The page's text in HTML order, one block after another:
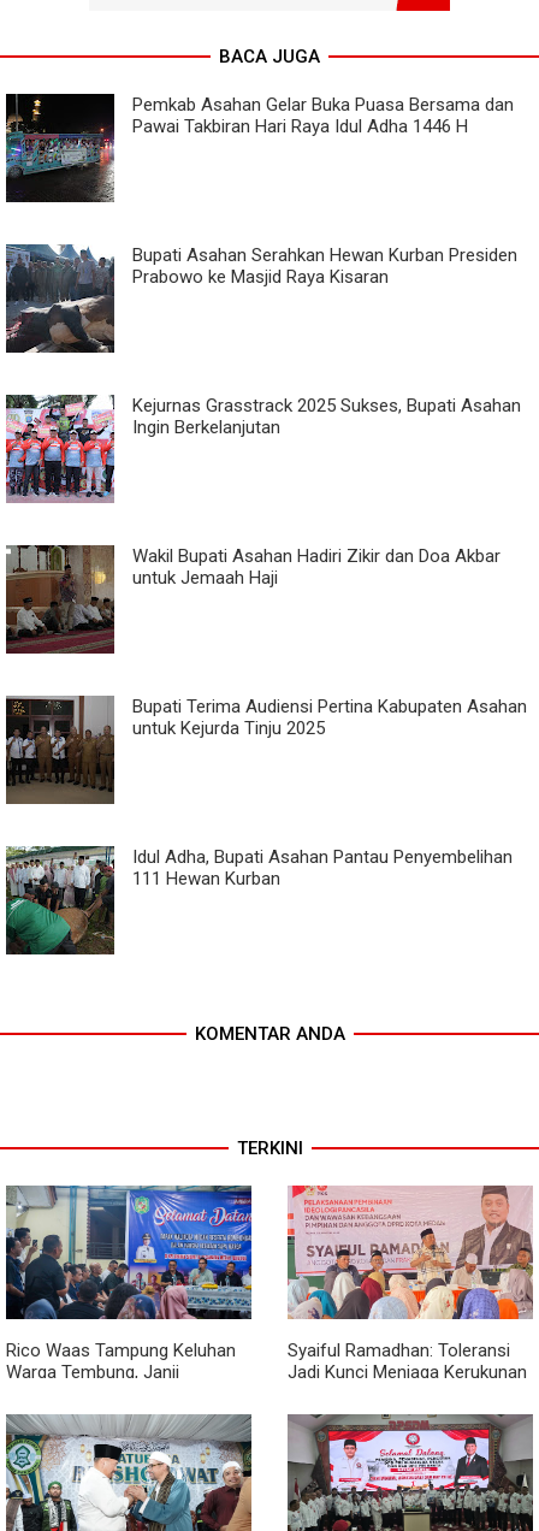
BACA JUGA
Pemkab Asahan Gelar Buka Puasa Bersama dan
Pawai Takbiran Hari Raya Idul Adha 1446 H
Bupati Asahan Serahkan Hewan Kurban Presiden
Prabowo ke Masjid Raya Kisaran
Kejurnas Grasstrack 2025 Sukses, Bupati Asahan
Ingin Berkelanjutan
Wakil Bupati Asahan Hadiri Zikir dan Doa Akbar
untuk Jemaah Haji
Bupati Terima Audiensi Pertina Kabupaten Asahan
untuk Kejurda Tinju 2025
Idul Adha, Bupati Asahan Pantau Penyembelihan
111 Hewan Kurban
KOMENTAR ANDA
TERKINI
Rico Waas Tampung Keluhan
Warga Tembung, Janji
Syaiful Ramadhan: Toleransi
Jadi Kunci Menjaga Kerukunan
Medan